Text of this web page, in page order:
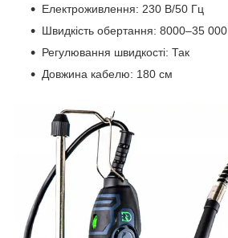
Електроживлення: 230 В/50 Гц
Швидкість обертання: 8000–35 000
Регулювання швидкості: Так
Довжина кабелю: 180 см